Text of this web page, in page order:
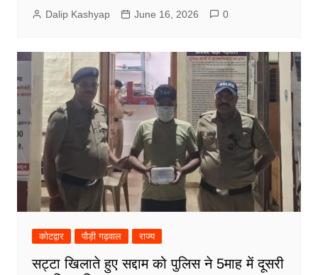
Dalip Kashyap June 16, 2026 0
कोटद्वार पौड़ी गढ़वाल राज्य
सट्टा खिलाते हुए सद्दाम को पुलिस ने 5माह में दूसरी